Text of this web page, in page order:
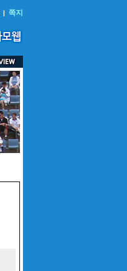
| 쪽지